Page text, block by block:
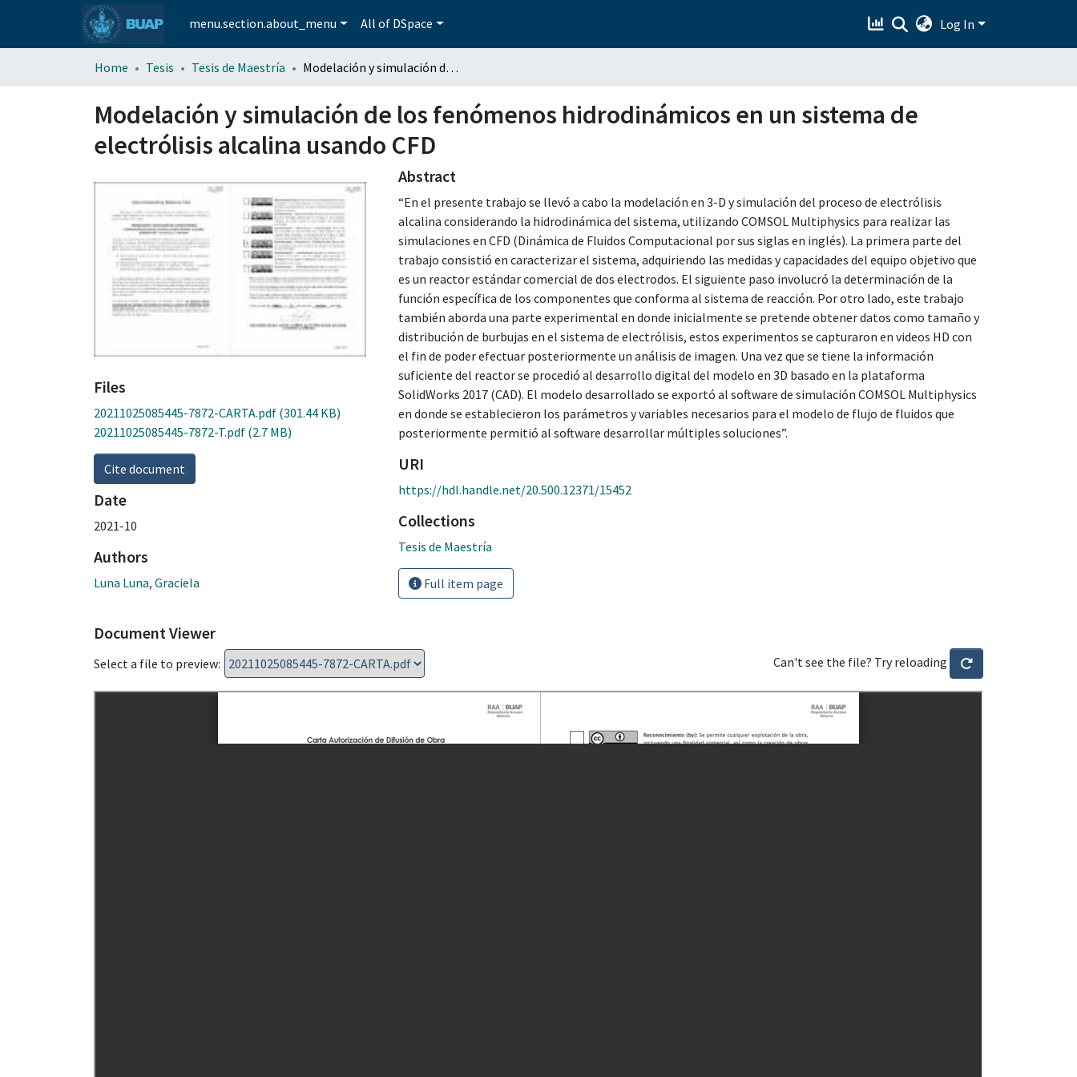
menu.section.about_menu All of DSpace Log In
Home Tesis Tesis de Maestría Modelación y simulación de los fenómenos hidrodinámicos en un sistema de electrólisis alcalina usando CFD
Modelación y simulación de los fenómenos hidrodinámicos en un sistema de
electrólisis alcalina usando CFD
Files
20211025085445-7872-CARTA.pdf (301.44 KB)
20211025085445-7872-T.pdf (2.7 MB)
Cite document
Date
2021-10
Authors
Luna Luna, Graciela
Abstract
“En el presente trabajo se llevó a cabo la modelación en 3-D y simulación del proceso de electrólisis
alcalina considerando la hidrodinámica del sistema, utilizando COMSOL Multiphysics para realizar las
simulaciones en CFD (Dinámica de Fluidos Computacional por sus siglas en inglés). La primera parte del
trabajo consistió en caracterizar el sistema, adquiriendo las medidas y capacidades del equipo objetivo que
es un reactor estándar comercial de dos electrodos. El siguiente paso involucró la determinación de la
función específica de los componentes que conforma al sistema de reacción. Por otro lado, este trabajo
también aborda una parte experimental en donde inicialmente se pretende obtener datos como tamaño y
distribución de burbujas en el sistema de electrólisis, estos experimentos se capturaron en videos HD con
el fin de poder efectuar posteriormente un análisis de imagen. Una vez que se tiene la información
suficiente del reactor se procedió al desarrollo digital del modelo en 3D basado en la plataforma
SolidWorks 2017 (CAD). El modelo desarrollado se exportó al software de simulación COMSOL Multiphysics
en donde se establecieron los parámetros y variables necesarios para el modelo de flujo de fluidos que
posteriormente permitió al software desarrollar múltiples soluciones”.
URI
https://hdl.handle.net/20.500.12371/15452
Collections
Tesis de Maestría
Full item page
Document Viewer
Select a file to preview: Can't see the file? Try reloading